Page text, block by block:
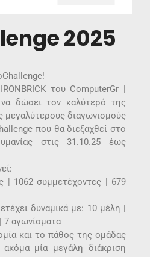
2025
του ComputerGr |
να δώσει τον καλύτερό της
μεγαλύτερους διαγωνισμούς
που θα διεξαχθεί στο
στις 31.10.25 έως
| 1062 συμμετέχοντες | 679
δυναμικά με: 10 μέλη |
7 αγωνίσματα
και το πάθος της ομάδας
μία μεγάλη διάκριση